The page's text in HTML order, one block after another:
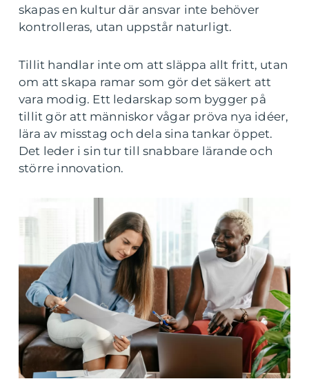
skapas en kultur där ansvar inte behöver
kontrolleras, utan uppstår naturligt.
Tillit handlar inte om att släppa allt fritt, utan
om att skapa ramar som gör det säkert att
vara modig. Ett ledarskap som bygger på
tillit gör att människor vågar pröva nya idéer,
lära av misstag och dela sina tankar öppet.
Det leder i sin tur till snabbare lärande och
större innovation.